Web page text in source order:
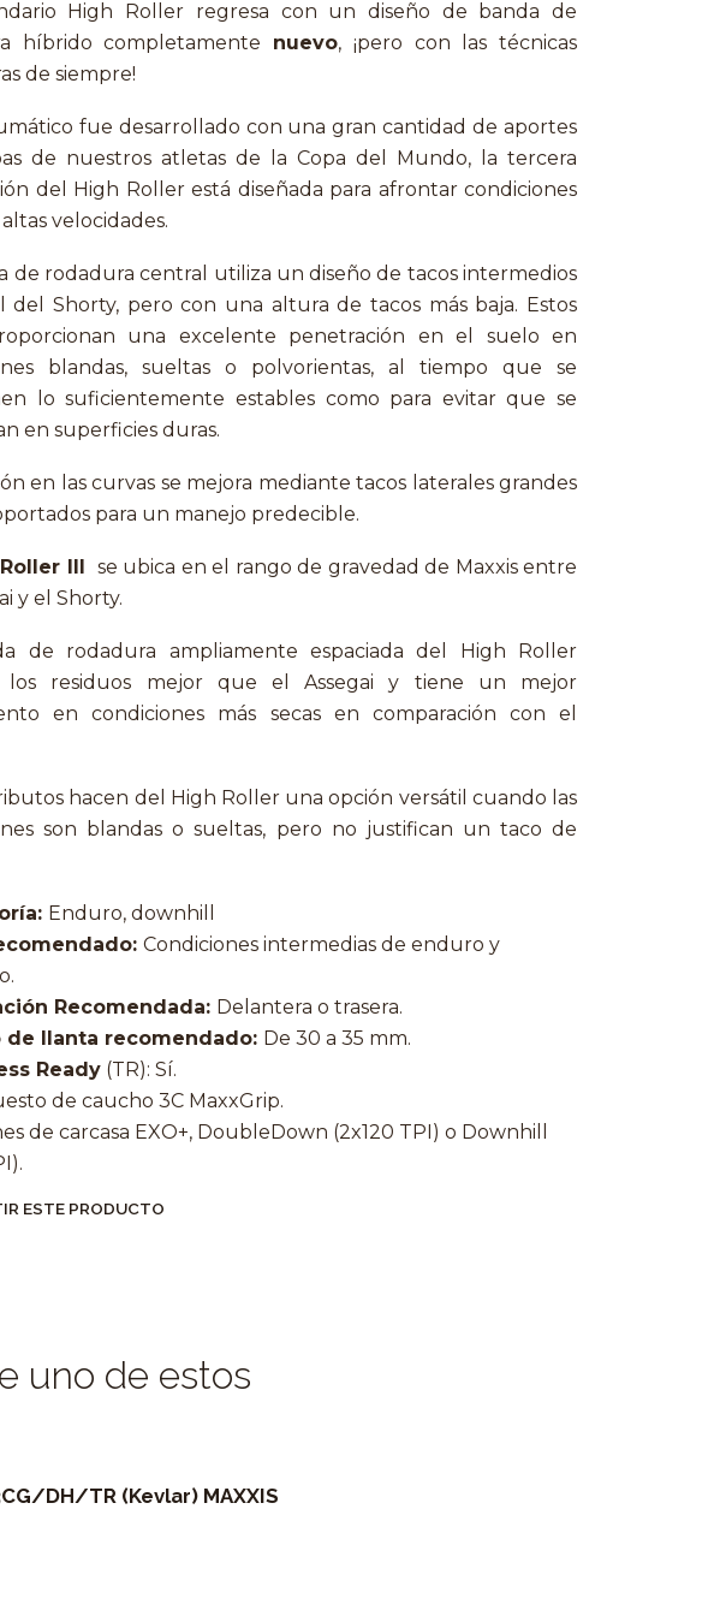
High Roller regresa con un diseño de banda de
híbrido completamente nuevo, ¡pero con las técnicas
de siempre!
fue desarrollado con una gran cantidad de aportes
de nuestros atletas de la Copa del Mundo, la tercera
del High Roller está diseñada para afrontar condiciones
velocidades.
de rodadura central utiliza un diseño de tacos intermedios
del Shorty, pero con una altura de tacos más baja. Estos
una excelente penetración en el suelo en
blandas, sueltas o polvorientas, al tiempo que se
lo suficientemente estables como para evitar que se
en superficies duras.
en las curvas se mejora mediante tacos laterales grandes
para un manejo predecible.
III se ubica en el rango de gravedad de Maxxis entre
y el Shorty.
de rodadura ampliamente espaciada del High Roller
los residuos mejor que el Assegai y tiene un mejor
en condiciones más secas en comparación con el
hacen del High Roller una opción versátil cuando las
son blandas o sueltas, pero no justifican un taco de
Enduro, downhill
Condiciones intermedias de enduro y
Recomendada: Delantera o trasera.
de llanta recomendado: De 30 a 35 mm.
Ready (TR): Sí.
de caucho 3C MaxxGrip.
de carcasa EXO+, DoubleDown (2x120 TPI) o Downhill
ESTE PRODUCTO
uno de estos
DH/TR (Kevlar) MAXXIS